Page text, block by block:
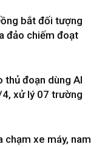
bắt đối tượng
đảo chiếm đoạt
thủ đoạn dùng AI
xử lý 07 trường
chạm xe máy, nam